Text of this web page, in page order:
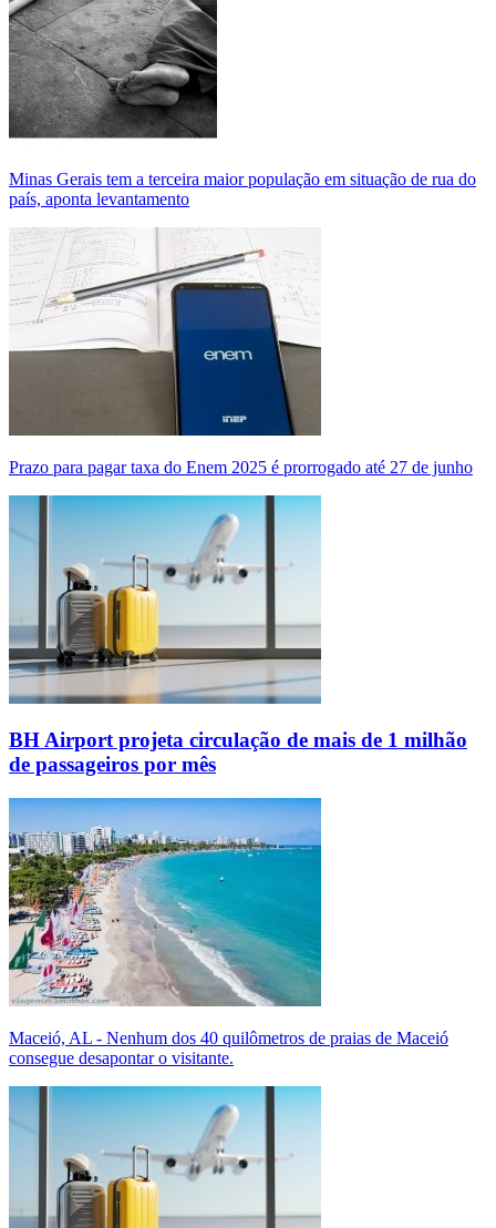
Minas Gerais tem a terceira maior população em situação de rua do
país, aponta levantamento
Prazo para pagar taxa do Enem 2025 é prorrogado até 27 de junho
BH Airport projeta circulação de mais de 1 milhão
de passageiros por mês
Maceió, AL - Nenhum dos 40 quilômetros de praias de Maceió
consegue desapontar o visitante.